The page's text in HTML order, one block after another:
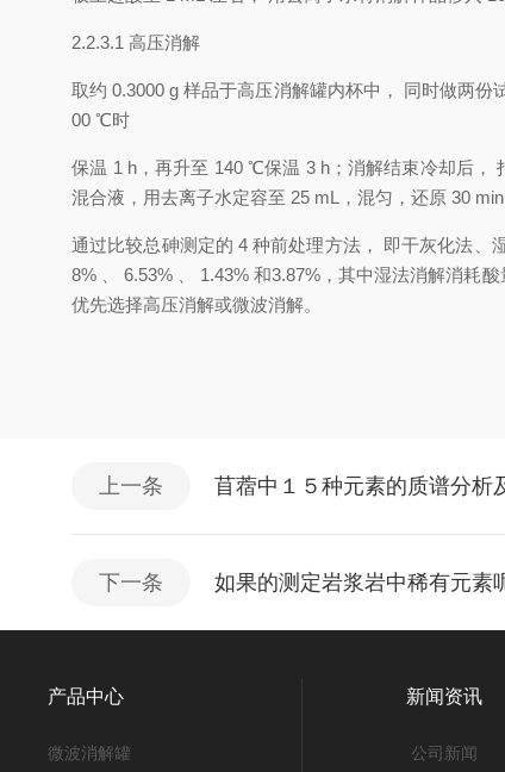
2.2.3.1 高压消解
取约0.3000 g样品于高压消解罐内杯中 ， 同时做两份
00 ℃时
保温 1 h，再升至 140 ℃保温 3 h； 消解结束冷却后 ，
混合液 ， 用去离子水定容至 25 mL ， 混匀 ， 还原 30 min
通过比较总砷测定的4 种前处理方法， 即干灰化法
8% 、6.53% 1.43%和3.87% ，其中湿法消解消耗酸
优先选择高压消解或微波消解。
上一条 苜蓿中１５种元素的质谱分析
下一条 如果的测定岩浆岩中稀有元素
产品中心
微波消解罐
新闻资讯
公司新闻